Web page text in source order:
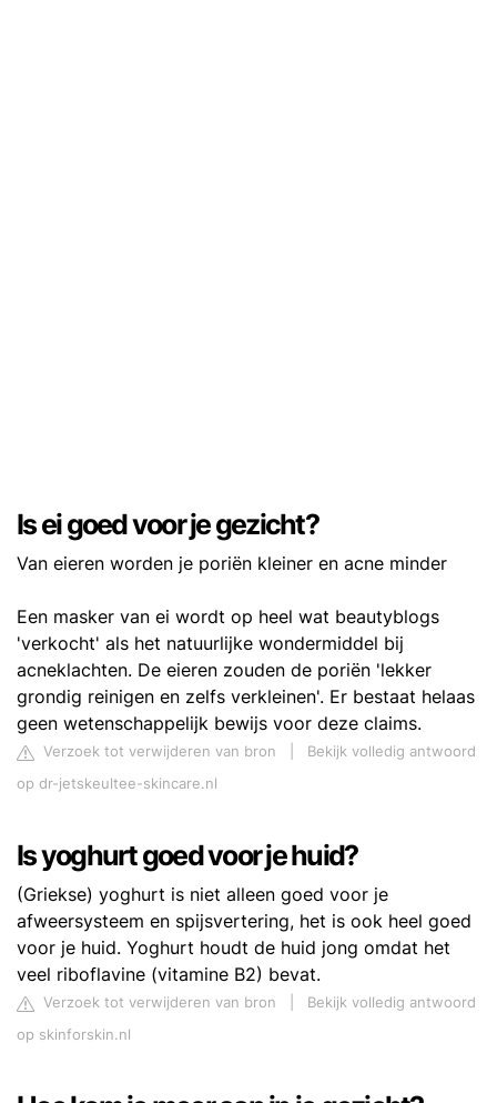
Is ei goed voor je gezicht?
Van eieren worden je poriën kleiner en acne minder
Een masker van ei wordt op heel wat beautyblogs
'verkocht' als het natuurlijke wondermiddel bij
acneklachten. De eieren zouden de poriën 'lekker
grondig reinigen en zelfs verkleinen'. Er bestaat helaas
geen wetenschappelijk bewijs voor deze claims.
Verzoek tot verwijderen van bron
Bekijk volledig antwoord
op dr-jetskeultee-skincare.nl
Is yoghurt goed voor je huid?
(Griekse) yoghurt is niet alleen goed voor je
afweersysteem en spijsvertering, het is ook heel goed
voor je huid. Yoghurt houdt de huid jong omdat het
veel riboflavine (vitamine B2) bevat.
Verzoek tot verwijderen van bron
Bekijk volledig antwoord
op skinforskin.nl